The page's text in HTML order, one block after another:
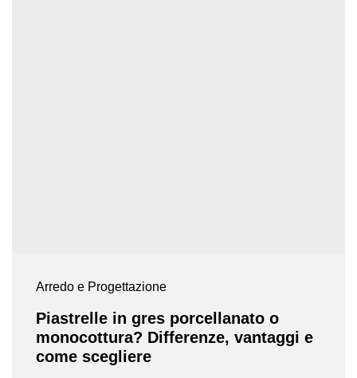
Arredo e Progettazione
Piastrelle in gres porcellanato o
monocottura? Differenze, vantaggi e
come scegliere